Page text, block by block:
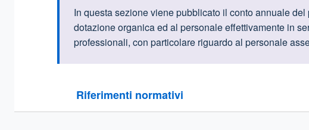
Informazioni
In questa sezione viene pubblicato il conto annuale
dotazione organica ed al personale effettivamente in
professionali, con particolare riguardo al personale
Riferimenti normativi
Sezione compressa